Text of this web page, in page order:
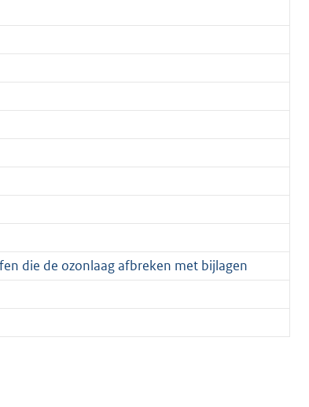
die de ozonlaag afbreken met bijlagen